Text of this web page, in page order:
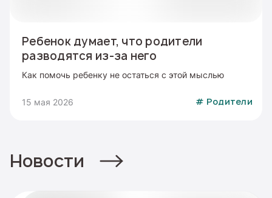
Ребенок думает, что родители
разводятся из-за него
Как помочь ребенку не остаться с этой мыслью
15 мая 2026 # Родители
Новости